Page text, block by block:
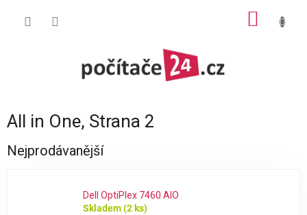
All in One, Strana 2
Nejprodávanější
Dell OptiPlex 7460 AIO
Skladem(2 ks)